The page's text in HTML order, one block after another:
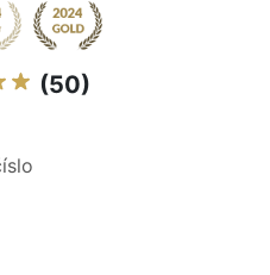
(50)